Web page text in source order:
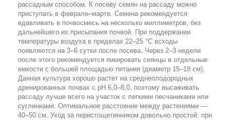
рассадным способом. К посеву семян на рассаду можно
приступать в феврале–марте. Семена рекомендуется
вдавливать в почвосмесь на несколько миллиметров, без
дальнейшего их присыпания почвой. При поддержании
температуры воздуха в пределах 22–25 °С всходы
появляются на 3–6 сутки после посева. Через 2–3 недели
после этого рекомендуется пикировать сеянцы в отдельные
емкости с большей площадью питания (диаметр 15–18 см).
Данная культура хорошо растет на среднеплодородных
дренированных почвах с pH 6,0–8,0, поэтому высаживать
рассаду лучше всего на участок с легкими песчаниками или
суглинками. Оптимальное расстояние между растениями —
40–50 см. Уход за перистощетинником довольно простой: при